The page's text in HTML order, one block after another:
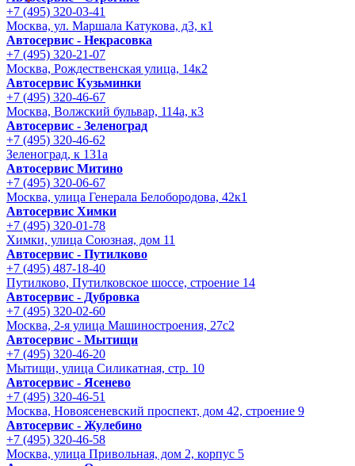
+7 (495) 320-03-41
Москва, ул. Маршала Катукова, д3, к1
Автосервис - Некрасовка
+7 (495) 320-21-07
Москва, Рождественская улица, 14к2
Автосервис Кузьминки
+7 (495) 320-46-67
Москва, Волжский бульвар, 114а, к3
Автосервис - Зеленоград
+7 (495) 320-46-62
Зеленоград, к 131а
Автосервис Митино
+7 (495) 320-06-67
Москва, улица Генерала Белобородова, 42к1
Автосервис Химки
+7 (495) 320-01-78
Химки, улица Союзная, дом 11
Автосервис - Путилково
+7 (495) 487-18-40
Путилково, Путилковское шоссе, строение 14
Автосервис - Дубровка
+7 (495) 320-02-60
Москва, 2-я улица Машиностроения, 27с2
Автосервис - Мытищи
+7 (495) 320-46-20
Мытищи, улица Силикатная, стр. 10
Автосервис - Ясенево
+7 (495) 320-46-51
Москва, Новоясеневский проспект, дом 42, строение 9
Автосервис - Жулебино
+7 (495) 320-46-58
Москва, улица Привольная, дом 2, корпус 5